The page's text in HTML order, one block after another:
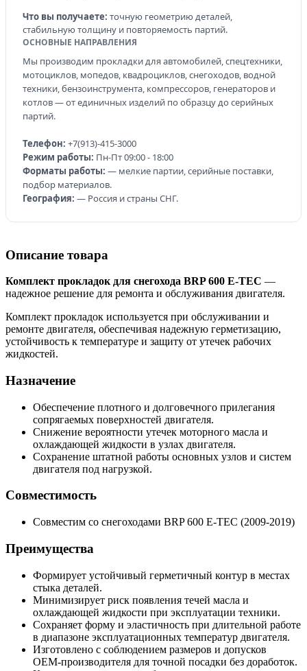
Что вы получаете: точную геометрию деталей,
стабильную толщину и повторяемость партий.
ОСНОВНЫЕ НАПРАВЛЕНИЯ
Мы производим прокладки для автомобилей, спецтехники,
мотоциклов, мопедов, квадроциклов, снегоходов, водной
техники, бензоинструмента, компрессоров, генераторов и
котлов — от единичных изделий по образцу до серийных
партий.
Телефон: +7(913)-415-3000
Режим работы: Пн-Пт 09:00 - 18:00
Форматы работы: — мелкие партии, серийные поставки,
подбор материалов.
География: — Россия и страны СНГ.
Описание товара
Комплект прокладок для снегохода BRP 600 E-TEC —
надежное решение для ремонта и обслуживания двигателя.
Комплект прокладок используется при обслуживании и
ремонте двигателя, обеспечивая надежную герметизацию,
устойчивость к температуре и защиту от утечек рабочих
жидкостей.
Назначение
Обеспечение плотного и долговечного прилегания
сопрягаемых поверхностей двигателя.
Снижение вероятности утечек моторного масла и
охлаждающей жидкости в узлах двигателя.
Сохранение штатной работы основных узлов и систем
двигателя под нагрузкой.
Совместимость
Совместим со снегоходами BRP 600 E-TEC (2009-2019)
Преимущества
Формирует устойчивый герметичный контур в местах
стыка деталей.
Минимизирует риск появления течей масла и
охлаждающей жидкости при эксплуатации техники.
Сохраняет форму и эластичность при длительной работе
в диапазоне эксплуатационных температур двигателя.
Изготовлено с соблюдением размеров и допусков
OEM‑производителя для точной посадки без доработок.